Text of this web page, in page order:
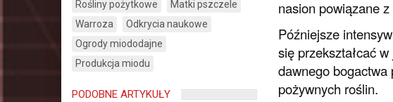
nasion powiązane
Późniejsze
się przekształcać
dawnego bogactwa
pożywnych roślin.
Rośliny pożytkowe
Matki pszczele
Warroza
Odkrycia naukowe
Ogrody miododajne
Produkcja miodu
PODOBNE ARTYKUŁY